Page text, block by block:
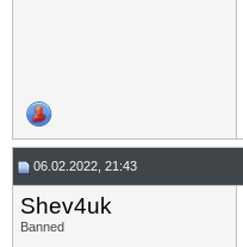
06.02.2022, 21:43
Shev4uk
Banned